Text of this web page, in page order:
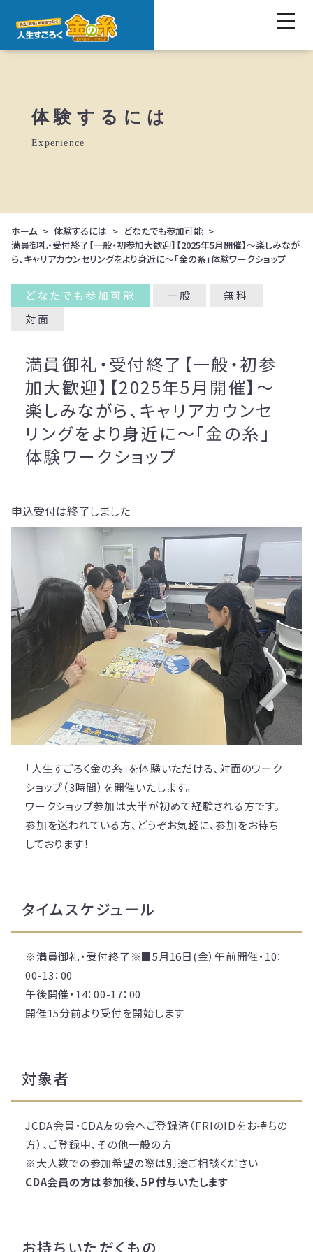
体験するには
Experience
ホーム 体験するには
どなたでも参加可能
満員御礼・受付終了【一般・初参加大歓迎】【2025年5月開催】～楽しみなが
ら、キャリアカウンセリングをより身近に～「金の糸」体験ワークショップ
どなたでも参加可能 一般
無料
対面
満員御礼・受付終了【一般・初参
加大歓迎】【2025年5月開催】～
楽しみながら、キャリアカウンセ
リングをより身近に～「金の糸」
体験ワークショップ
申込受付は終了しました
「人生すごろく金の糸」を体験いただける、対面のワーク
ショップ（3時間）を開催いたします。
ワークショップ参加は大半が初めて経験される方です。
参加を迷われている方、どうぞお気軽に、参加をお待ち
しております！
タイムスケジュール
※満員御礼・受付終了※■5月16日(金）午前開催・10：
00-13：00
午後開催・14：00-17：00
開催15分前より受付を開始します
対象者
JCDA会員・CDA友の会へご登録済（FRIのIDをお持ちの
方）、ご登録中、その他一般の方
※大人数での参加希望の際は別途ご相談ください
CDA会員の方は参加後、5P付与いたします
お持ちいただくもの